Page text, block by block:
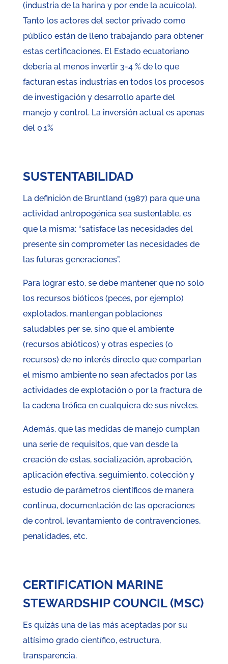
(industria de la harina y por ende la acuícola).
Tanto los actores del sector privado como
público están de lleno trabajando para obtener
estas certificaciones. El Estado ecuatoriano
debería al menos invertir 3-4 % de lo que
facturan estas industrias en todos los procesos
de investigación y desarrollo aparte del
manejo y control. La inversión actual es apenas
del 0.1%
SUSTENTABILIDAD
La definición de Bruntland (1987) para que una
actividad antropogénica sea sustentable, es
que la misma: “satisface las necesidades del
presente sin comprometer las necesidades de
las futuras generaciones”.
Para lograr esto, se debe mantener que no solo
los recursos bióticos (peces, por ejemplo)
explotados, mantengan poblaciones
saludables per se, sino que el ambiente
(recursos abióticos) y otras especies (o
recursos) de no interés directo que compartan
el mismo ambiente no sean afectados por las
actividades de explotación o por la fractura de
la cadena trófica en cualquiera de sus niveles.
Además, que las medidas de manejo cumplan
una serie de requisitos, que van desde la
creación de estas, socialización, aprobación,
aplicación efectiva, seguimiento, colección y
estudio de parámetros científicos de manera
continua, documentación de las operaciones
de control, levantamiento de contravenciones,
penalidades, etc.
CERTIFICATION MARINE
STEWARDSHIP COUNCIL (MSC)
Es quizás una de las más aceptadas por su
altísimo grado científico, estructura,
transparencia.